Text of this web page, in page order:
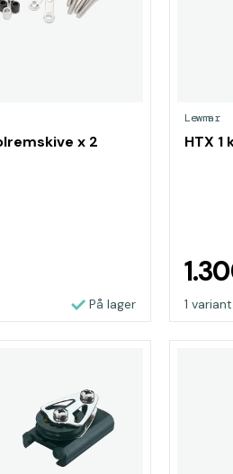
x 2
På lager
Lewmar
HTX
1 variant